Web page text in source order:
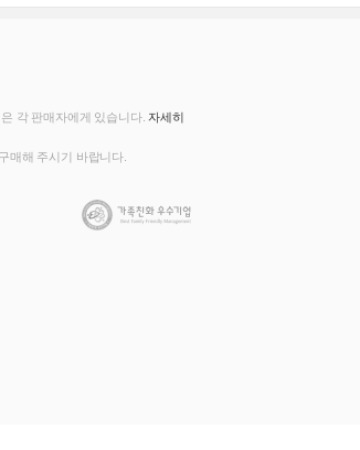
각 판매자에게 있습니다. 자세히
매해 주시기 바랍니다.